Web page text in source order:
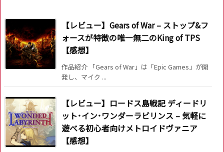
【レビュー】Gears of War – ストップ&フ
ォースが特徴の唯一無二のKing of TPS
【感想】
作品紹介 「Gears of War」は「Epic Games」が開
発し、マイク ...
【レビュー】ロードス島戦記 ディードリ
ット･イン･ワンダーラビリンス – 気軽に
遊べる初心者向けメトロイドヴァニア
【感想】